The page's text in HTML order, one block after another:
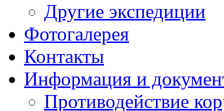
Другие экспедиции
Фотогалерея
Контакты
Информация и
Противодействие